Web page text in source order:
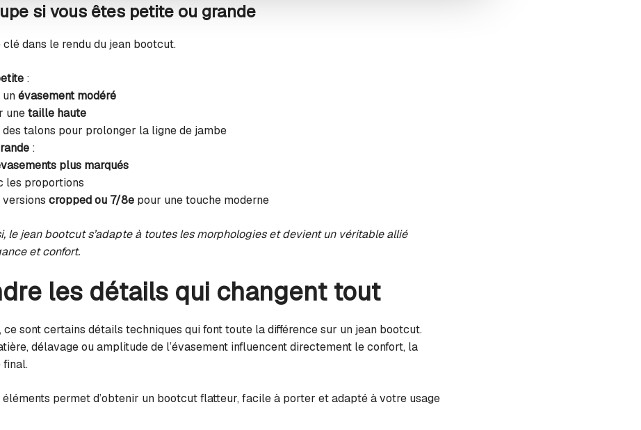
si vous êtes petite ou grande
dans le rendu du jean bootcut.
:
évasement modéré
unetaille haute
talons pour prolonger la ligne de jambe
:
plus marqués
les proportions
cropped ou 7/8e pour une touche moderne
le jean bootcut s’adapte à toutes les morphologies et devient un véritable allié
et confort.
les détails qui changent tout
sont certains détails techniques qui font toute la différence sur un jean bootcut.
délavage ou amplitude de l’évasement influencent directement le confort, la
éléments permet d’obtenir un bootcut flatteur, facile à porter et adapté à votre usage